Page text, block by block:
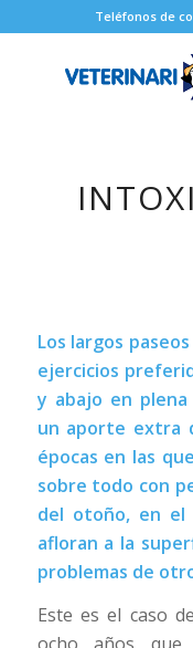
Teléfonos de
Los largos
ejercicios
y abajo en
un aporte extra
épocas en las
sobre todo con
del otoño, en el
afloran a la
problemas de
Este es el caso